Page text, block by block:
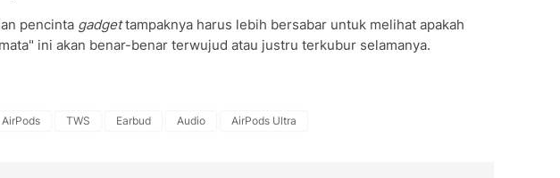
pencinta gadgettampaknya harus lebih bersabar untuk melihat apakah
ini akan benar-benar terwujud atau justru terkubur selamanya.
AirPods TWS Earbud Audio AirPods Ultra